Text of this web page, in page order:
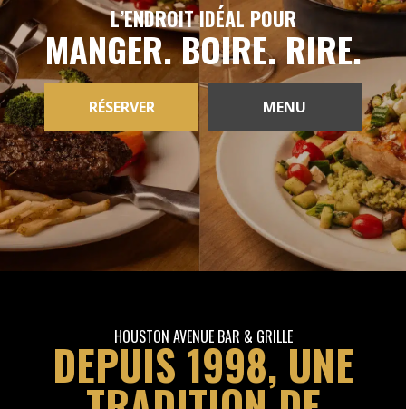
L’ENDROIT IDÉAL POUR
MANGER. BOIRE. RIRE.
RÉSERVER MENU
HOUSTON AVENUE BAR & GRILLE
DEPUIS 1998, UNE